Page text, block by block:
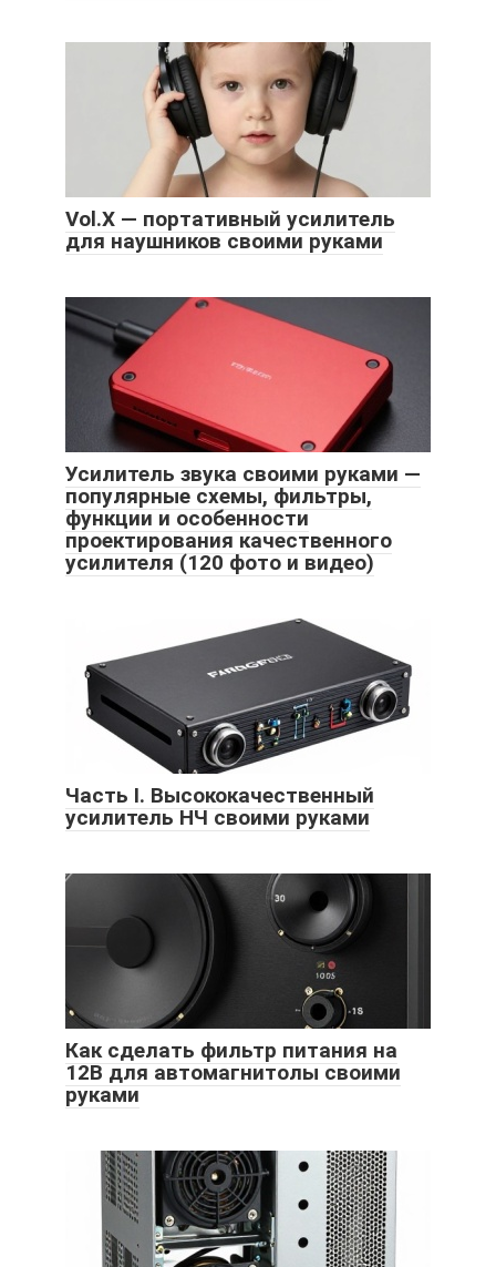
Vol.X — портативный усилитель
для наушников своими руками
Усилитель звука своими руками —
популярные схемы, фильтры,
функции и особенности
проектирования качественного
усилителя (120 фото и видео)
Часть I. Высококачественный
усилитель НЧ своими руками
Как сделать фильтр питания на
12В для автомагнитолы своими
руками